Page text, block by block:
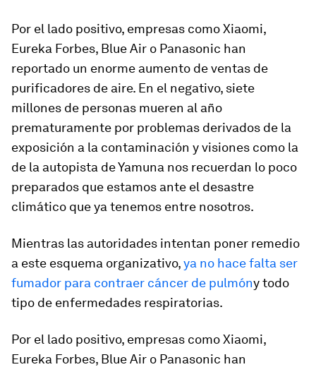
Por el lado positivo, empresas como Xiaomi,
Eureka Forbes, Blue Air o Panasonic han
reportado un enorme aumento de ventas de
purificadores de aire. En el negativo, siete
millones de personas mueren al año
prematuramente por problemas derivados de la
exposición a la contaminación y visiones como la
de la autopista de Yamuna nos recuerdan lo poco
preparados que estamos ante el desastre
climático que ya tenemos entre nosotros.
Mientras las autoridades intentan poner remedio
a este esquema organizativo,ya no hace falta ser
fumador para contraer cáncer de pulmóny todo
tipo de enfermedades respiratorias.
Por el lado positivo, empresas como Xiaomi,
Eureka Forbes, Blue Air o Panasonic han